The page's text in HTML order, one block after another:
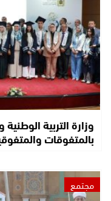
وزارة التربية
بالمتفوقات
مجتمع